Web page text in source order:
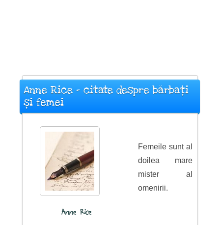
Anne Rice - citate despre bărbați
și femei
Anne Rice
Femeile sunt al
doilea mare
mister al
omenirii.